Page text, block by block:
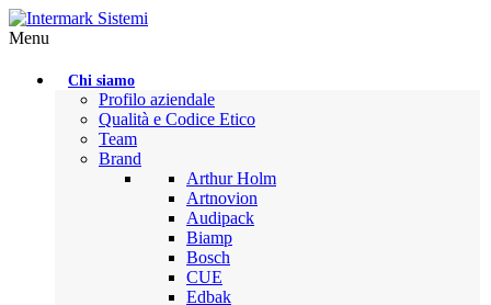
Menu
Chi siamo
Profilo aziendale
Qualità e Codice Etico
Team
Brand
Arthur Holm
Artnovion
Audipack
Biamp
Bosch
CUE
Edbak